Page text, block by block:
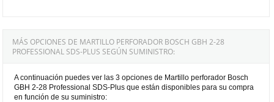
MÁS OPCIONES DE MARTILLO PERFORADOR BOSCH GBH 2-28
PROFESSIONAL SDS-PLUS SEGÚN SUMINISTRO:
A continuación puedes ver las 3 opciones de Martillo perforador Bosch
GBH 2-28 Professional SDS-Plus que están disponibles para su compra
en función de su suministro: